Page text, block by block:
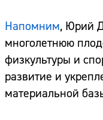
Напомним, Юрий
многолетнюю
физкультуры и
развитие и
материальной